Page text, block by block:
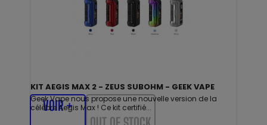
KIT AEGIS MAX 2 - ZEUS SUBOHM - GEEK VAPE
Geek Vape nous propose une nouvelle version de la
célèbre Aegis Max ! Ce kit certifié...
VOIR +